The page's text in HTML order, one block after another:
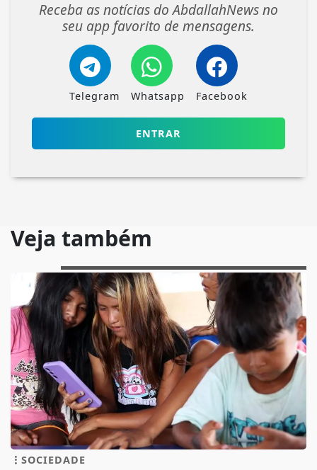
Receba as notícias do AbdallahNews no
seu app favorito de mensagens.
Telegram Whatsapp Facebook
ENTRAR
Veja também
SOCIEDADE